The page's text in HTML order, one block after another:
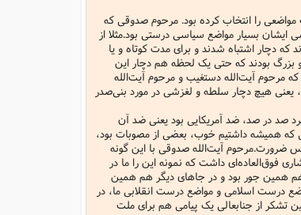
را انتخاب کرده بود. مرحوم صدوقی که
بسیار مواضع سیاسی درستی بود.مثلا از
دچار اشتباه شدند و برای مدت کوتاه و یا
و بزرگ بودند که حتی یک لحظه هم دچار این
مرحوم آیت‌الله دستغیب و مرحوم آیت‌الله
هیچ دچار سلطه و لغزشی در مورد بنی‌صدر
صد در صد، ضد آمریکایی بود یعنی ضد آن
که همیشه داشتیم خوب، بعضی از مصوبات بود،
ضرورت.مرحوم آیت‌الله صدوقی با این گونه
فوق‌العاده‌ای داشت که نمونه این را ما در
همین جور بود و در جاهای دیگر هم همین
درست اسلامی و مواضع درست انقلابی ما، در
تشکر از جنابعالی یک پیامی هم برای ملت